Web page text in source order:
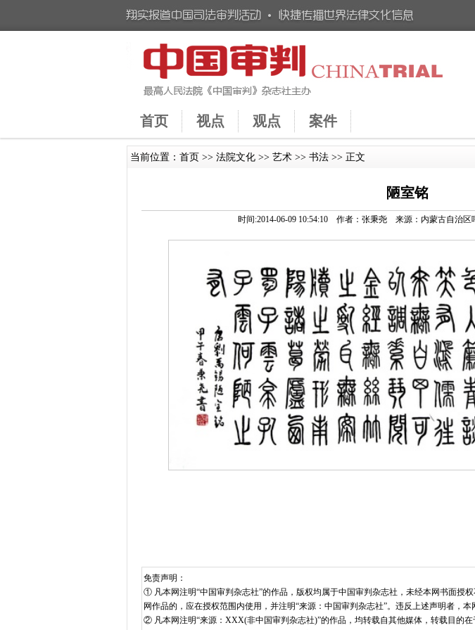
首页 视点 观点 案件
当前位置： 首页 >> 法院文化 >> 艺术 >> 书法 >> 正文
陋室铭
时间:2014-06-09 10:54:10 作者：张秉尧 来源：内蒙古自治区
免责声明：
① 凡本网注明“中国审判杂志社”的作品，版权均属于中国审判杂志社，未经本网书面授
网作品的，应在授权范围内使用，并注明“来源：中国审判杂志社”。违反上述声明者，本
② 凡本网注明“来源：XXX(非中国审判杂志社)”的作品，均转载自其他媒体，转载目的